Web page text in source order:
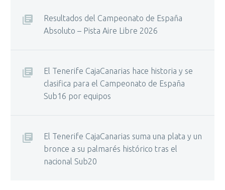
Resultados del Campeonato de España
Absoluto – Pista Aire Libre 2026
El Tenerife CajaCanarias hace historia y se
clasifica para el Campeonato de España
Sub16 por equipos
El Tenerife CajaCanarias suma una plata y un
bronce a su palmarés histórico tras el
nacional Sub20